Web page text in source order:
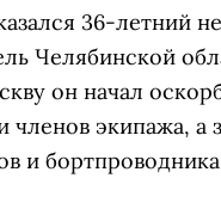
36-летний
Челябинской
он начал
экипажа, а
и